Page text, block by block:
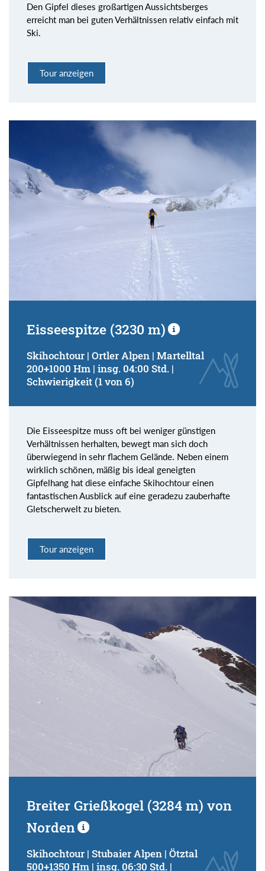
Den Gipfel dieses großartigen Aussichtsberges
erreicht man bei guten Verhältnissen relativ einfach mit
Ski.
Tour anzeigen
Eisseespitze (3230 m)
Skihochtour | Ortler Alpen | Martelltal
200+1000 Hm | insg. 04:00 Std. |
Schwierigkeit (1 von 6)
Die Eisseespitze muss oft bei weniger günstigen
Verhältnissen herhalten, bewegt man sich doch
überwiegend in sehr flachem Gelände. Neben einem
wirklich schönen, mäßig bis ideal geneigten
Gipfelhang hat diese einfache Skihochtour einen
fantastischen Ausblick auf eine geradezu zauberhafte
Gletscherwelt zu bieten.
Tour anzeigen
Breiter Grießkogel (3284 m) von
Norden
Skihochtour | Stubaier Alpen | Ötztal
500+1350 Hm | insg. 06:30 Std. |